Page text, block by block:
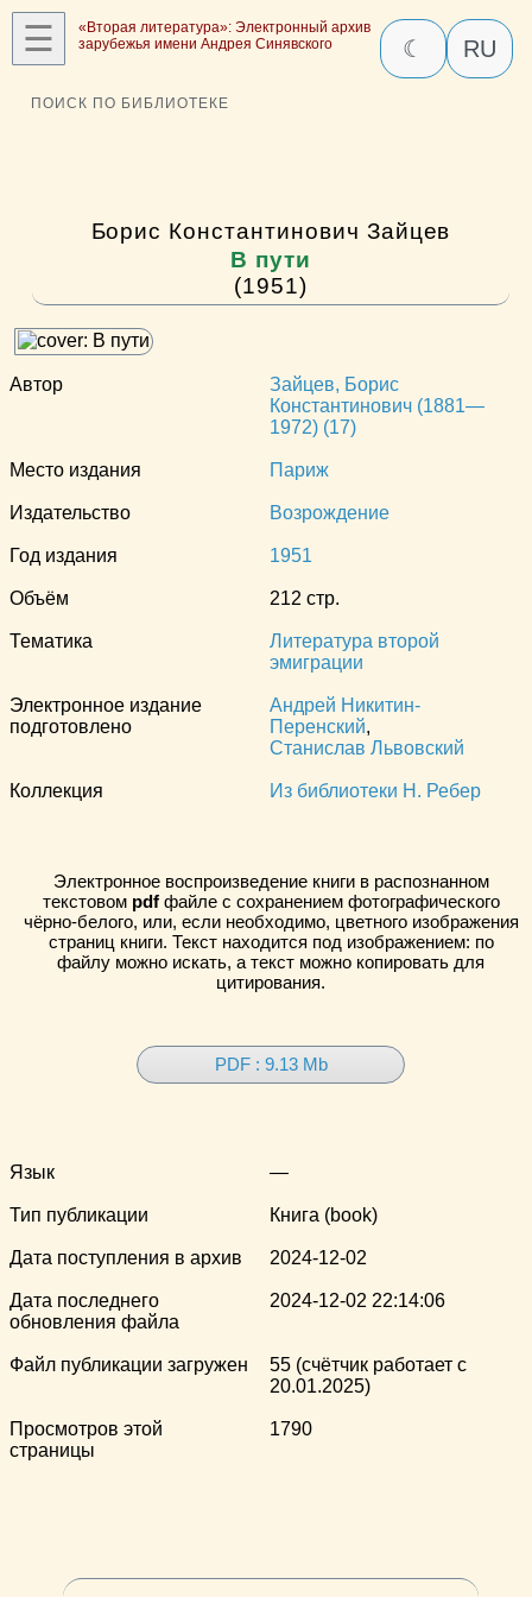
☰
«Вторая литература»: Электронный архив
зарубежья имени Андрея Синявского
☾ RU
ПОИСК ПО БИБЛИОТЕКЕ
Борис Константинович Зайцев
В пути
(1951)
Автор
Зайцев, Борис
Константинович (1881—
1972) (17)
Место издания Париж
Издательство Возрождение
Год издания 1951
Объём 212 стр.
Тематика
Литература второй
эмиграции
Электронное издание
подготовлено
Андрей Никитин-
Перенский,
Станислав Львовский
Коллекция Из библиотеки Н. Ребер
Электронное воспроизведение книги в распознанном
текстовом pdfфайле с сохранением фотографического
чёрно-белого, или, если необходимо, цветного изображения
страниц книги. Текст находится под изображением: по
файлу можно искать, а текст можно копировать для
цитирования.
PDF : 9.13 Mb
Язык —
Тип публикации Книга (book)
Дата поступления в архив 2024-12-02
Дата последнего
обновления файла
2024-12-02 22:14:06
Файл публикации загружен
55 (счётчик работает с
20.01.2025)
Просмотров этой
страницы
1790